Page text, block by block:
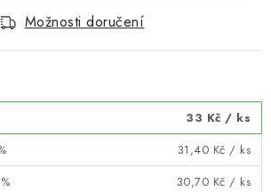
Možnosti doručení
33 Kč / ks
31,40 Kč / ks
30,70 Kč / ks